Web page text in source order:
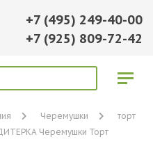
+7 (495) 249-40-00
+7 (925) 809-72-42
Черемушки
торт
Черемушки Торт